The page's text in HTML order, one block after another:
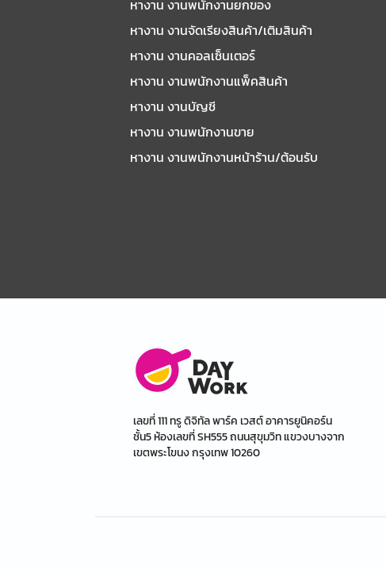
หางาน งานพนักงานยกของ
หางาน งานจัดเรียงสินค้า/เติมสินค้า
หางาน งานคอลเซ็นเตอร์
หางาน งานพนักงานแพ็คสินค้า
หางาน งานบัญชี
หางาน งานพนักงานขาย
หางาน งานพนักงานหน้าร้าน/ต้อนรับ
เลขที่ 111 ทรู ดิจิทัล พาร์ค เวสต์ อาคารยูนิคอร์น
ชั้น5 ห้องเลขที่ SH555 ถนนสุขุมวิท แขวงบางจาก
เขตพระโขนง กรุงเทพ 10260